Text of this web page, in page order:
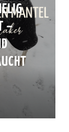
–